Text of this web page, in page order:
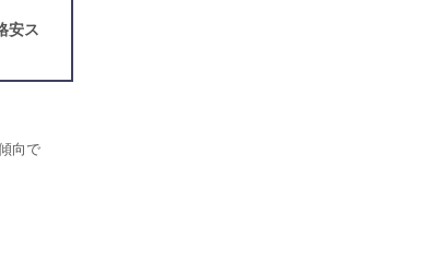
安ス
向で